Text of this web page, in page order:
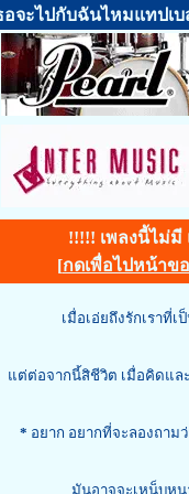
อจะไปกับฉันไหมแทปเ
!!!!! เพลงนี้ไม่มี
[กดเพื่อไปหน้าข
เมื่อเอ่ยถึงรักเราที่
แต่ต่อจากนี้สิชีวิต เมื่อคิดแล
* อยาก อยากที่จะลองถาม
มันอาจจะเหน็บห